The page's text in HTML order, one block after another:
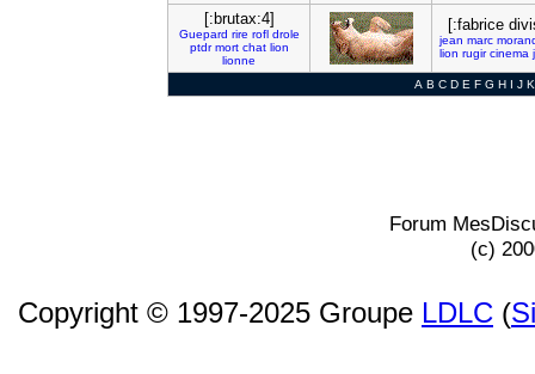
[:brutax:4]
Guepard rire rofl drole
ptdr mort chat lion
lionne
[:fabrice
jean marc
lion rugir cinema
A B C D E F G H I J K
Forum
(c)
Copyright © 1997-2025 Groupe LDLC (